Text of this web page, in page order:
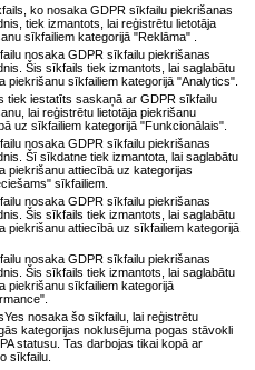
ko nosaka GDPR sīkfailu piekrišanas
tiek izmantots, lai reģistrētu lietotāja
sīkfailiem kategorijā "Reklāma" .
nosaka GDPR sīkfailu piekrišanas
Šis sīkfails tiek izmantots, lai saglabātu
piekrišanu sīkfailiem kategorijā "Analytics".
tiek iestatīts saskaņā ar GDPR sīkfailu
lai reģistrētu lietotāja piekrišanu
uz sīkfailiem kategorijā "Funkcionālais".
nosaka GDPR sīkfailu piekrišanas
Šī sīkdatne tiek izmantota, lai saglabātu
piekrišanu attiecībā uz kategorijas
sīkfailiem.
nosaka GDPR sīkfailu piekrišanas
Šis sīkfails tiek izmantots, lai saglabātu
piekrišanu attiecībā uz sīkfailiem kategorijā
nosaka GDPR sīkfailu piekrišanas
Šis sīkfails tiek izmantots, lai saglabātu
piekrišanu sīkfailiem kategorijā
nosaka šo sīkfailu, lai reģistrētu
kategorijas noklusējuma pogas stāvokli
statusu. Tas darbojas tikai kopā ar
sīkfailu.